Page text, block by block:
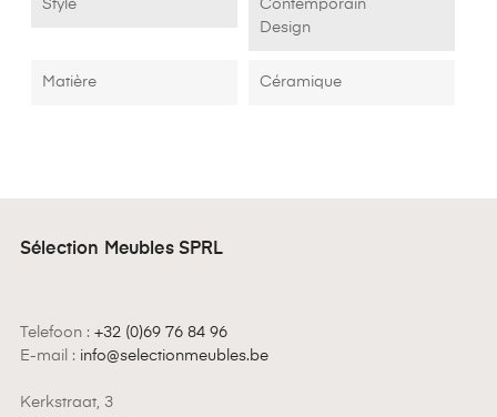
Style
Contemporain
Design
Matière Céramique
Sélection Meubles SPRL
Telefoon : +32 (0)69 76 84 96
E-mail : info@selectionmeubles.be
Kerkstraat, 3